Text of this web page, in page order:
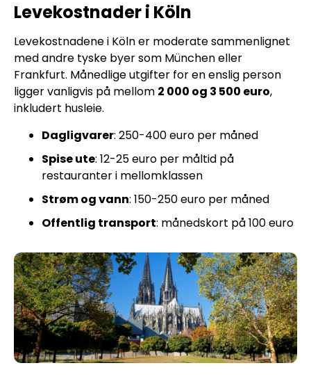
Levekostnader i Köln
Levekostnadene i Köln er moderate sammenlignet
med andre tyske byer som München eller
Frankfurt. Månedlige utgifter for en enslig person
ligger vanligvis på mellom 2 000 og 3 500 euro,
inkludert husleie.
Dagligvarer: 250-400 euro per måned
Spise ute: 12-25 euro per måltid på
restauranter i mellomklassen
Strøm og vann: 150-250 euro per måned
Offentlig transport: månedskort på 100 euro